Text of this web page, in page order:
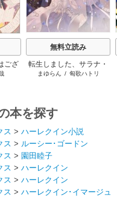
ござ
無料立読み
転生しました、サラナ・
キンジェです。ごきげん
まゆらん / 匈歌ハトリ
本を探す
ス > ハーレクイン小説
ス > ルーシー･ゴードン
ス > 園田睦子
ス > ハーレクイン
ス > ハーレクイン
ス > ハーレクイン･イマージュ